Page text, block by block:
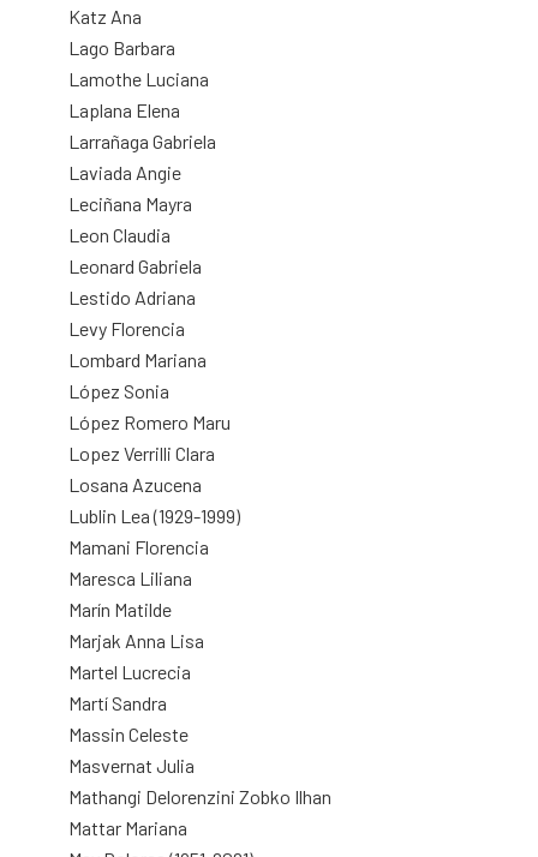
Katz Ana
Lago Barbara
Lamothe Luciana
Laplana Elena
Larrañaga Gabriela
Laviada Angie
Leciñana Mayra
Leon Claudia
Leonard Gabriela
Lestido Adriana
Levy Florencia
Lombard Mariana
López Sonia
López Romero Maru
Lopez Verrilli Clara
Losana Azucena
Lublin Lea (1929-1999)
Mamani Florencia
Maresca Liliana
Marín Matilde
Marjak Anna Lisa
Martel Lucrecia
Martí Sandra
Massin Celeste
Masvernat Julia
Mathangi Delorenzini Zobko Ilhan
Mattar Mariana